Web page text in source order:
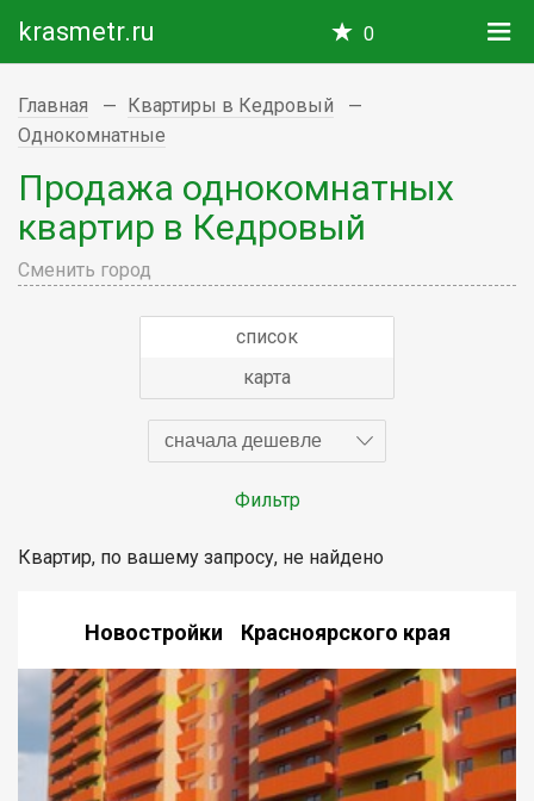
krasmetr.ru 0
Главная
Квартиры в Кедровый
Однокомнатные
Продажа однокомнатных
квартир в Кедровый
Сменить город
список
карта
сначала дешевле
Фильтр
Квартир, по вашему запросу, не найдено
Новостройки Красноярского края